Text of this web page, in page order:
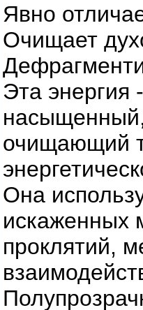
Явно
Очищает
Эта энергия
очищающий
Она
искаженных
проклятий,